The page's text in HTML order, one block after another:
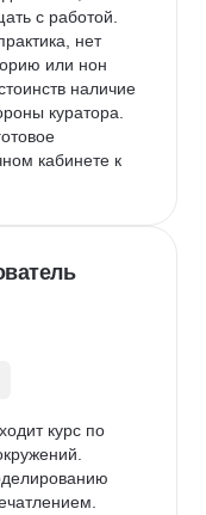
с работой.
нет
или нон
наличие
куратора.
кабинете к
курс по